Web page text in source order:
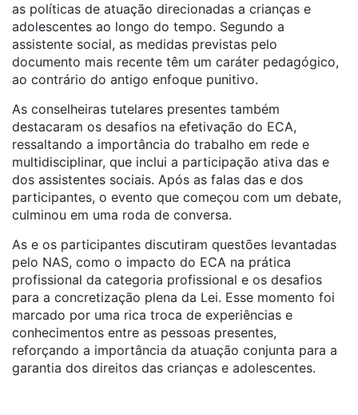
as políticas de atuação direcionadas a crianças e
adolescentes ao longo do tempo. Segundo a
assistente social, as medidas previstas pelo
documento mais recente têm um caráter pedagógico,
ao contrário do antigo enfoque punitivo.
As conselheiras tutelares presentes também
destacaram os desafios na efetivação do ECA,
ressaltando a importância do trabalho em rede e
multidisciplinar, que inclui a participação ativa das e
dos assistentes sociais. Após as falas das e dos
participantes, o evento que começou com um debate,
culminou em uma roda de conversa.
As e os participantes discutiram questões levantadas
pelo NAS, como o impacto do ECA na prática
profissional da categoria profissional e os desafios
para a concretização plena da Lei. Esse momento foi
marcado por uma rica troca de experiências e
conhecimentos entre as pessoas presentes,
reforçando a importância da atuação conjunta para a
garantia dos direitos das crianças e adolescentes.